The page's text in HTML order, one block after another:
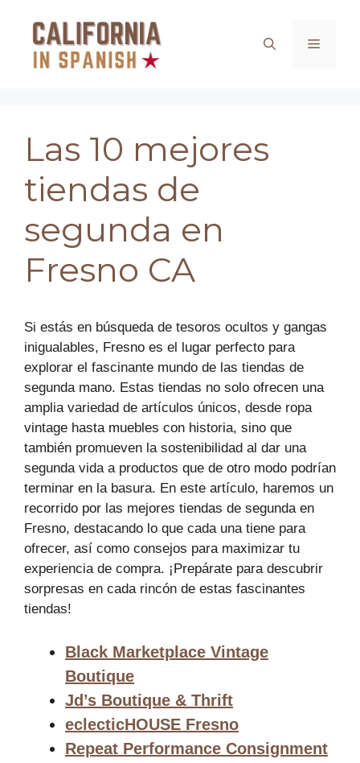
contenido
Menú
Las 10 mejores
tiendas de
segunda en
Fresno CA
Si estás en búsqueda de tesoros ocultos y gangas
inigualables, Fresno es el lugar perfecto para
explorar el fascinante mundo de las tiendas de
segunda mano. Estas tiendas no solo ofrecen una
amplia variedad de artículos únicos, desde ropa
vintage hasta muebles con historia, sino que
también promueven la sostenibilidad al dar una
segunda vida a productos que de otro modo podrían
terminar en la basura. En este artículo, haremos un
recorrido por las mejores tiendas de segunda en
Fresno, destacando lo que cada una tiene para
ofrecer, así como consejos para maximizar tu
experiencia de compra. ¡Prepárate para descubrir
sorpresas en cada rincón de estas fascinantes
tiendas!
Black Marketplace Vintage
Boutique
Jd’s Boutique & Thrift
eclecticHOUSE Fresno
Repeat Performance Consignment